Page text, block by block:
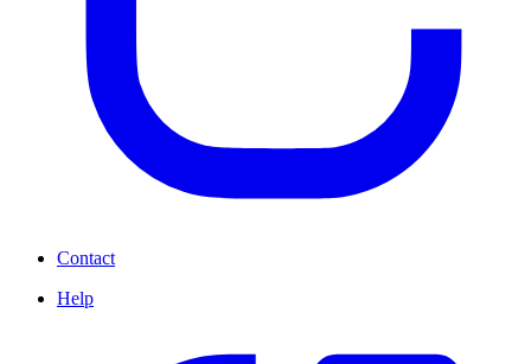
Contact
Help